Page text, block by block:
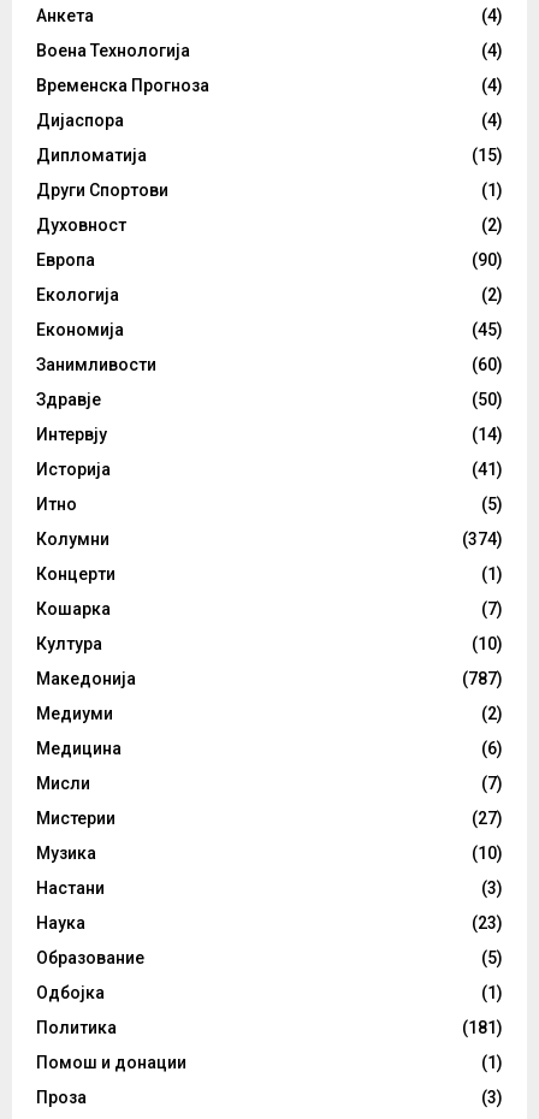
Анкета
(4)
Воена Технологија
(4)
Временска Прогноза
(4)
Дијаспора
(4)
Дипломатија
(15)
Други Спортови
(1)
Духовност
(2)
Европа
(90)
Екологија
(2)
Економија
(45)
Занимливости
(60)
Здравје
(50)
Интервју
(14)
Историја
(41)
Итно
(5)
Колумни
(374)
Концерти
(1)
Кошарка
(7)
Култура
(10)
Македонија
(787)
Медиуми
(2)
Медицина
(6)
Мисли
(7)
Мистерии
(27)
Музика
(10)
Настани
(3)
Наука
(23)
Образование
(5)
Одбојка
(1)
Политика
(181)
Помош и донации
(1)
Проза
(3)